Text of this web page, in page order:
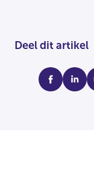
Deel dit artikel
facebook